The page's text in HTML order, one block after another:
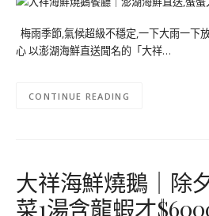
梅雨季節,氣候超級不穩定,一下大雨一下
心 以澎湖海鮮直送聞名的「大祥…
CONTINUE READING
大祥海鮮燒鵝｜除
菜1湯含龍蝦才